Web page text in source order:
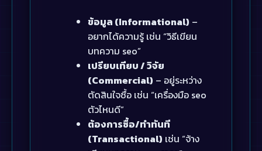
ข้อมูล (Informational) –
อยากได้ความรู้ เช่น “วิธีเขียน
บทความ seo”
เปรียบเทียบ / วิจัย
(Commercial) – อยู่ระหว่าง
ตัดสินใจซื้อ เช่น “เครื่องมือ seo
ตัวไหนดี”
ต้องการซื้อ/ทำทันที
(Transactional) เช่น “จ้าง